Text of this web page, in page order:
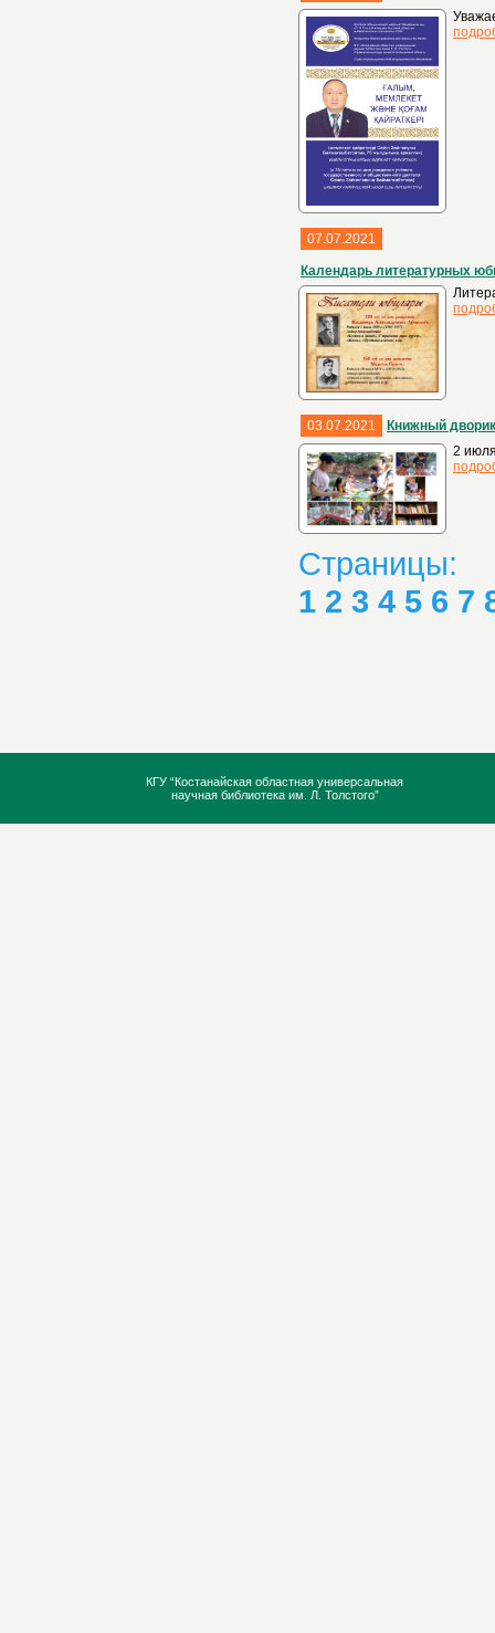
07.07.2021
Календарь литературных
03.07.2021
Книжный дворик
2
Страницы:
1 2 3 4 5 6 7
КГУ “Костанайская областная универсальная
научная библиотека им. Л. Толстого”